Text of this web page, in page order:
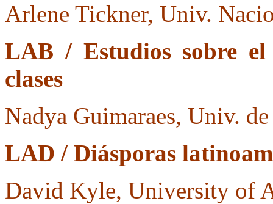
Arlene Tickner, Univ.
LAB / Estudios sobre
clases
Nadya Guimaraes, Univ.
LAD / Diásporas
David Kyle, University of